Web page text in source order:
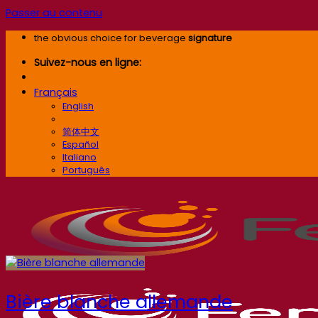
Passer au contenu
the obvious choice for beverage signature
Suivez-nous en ligne:
Français
English
简体中文
Español
Italiano
Português
Bière blanche allemande